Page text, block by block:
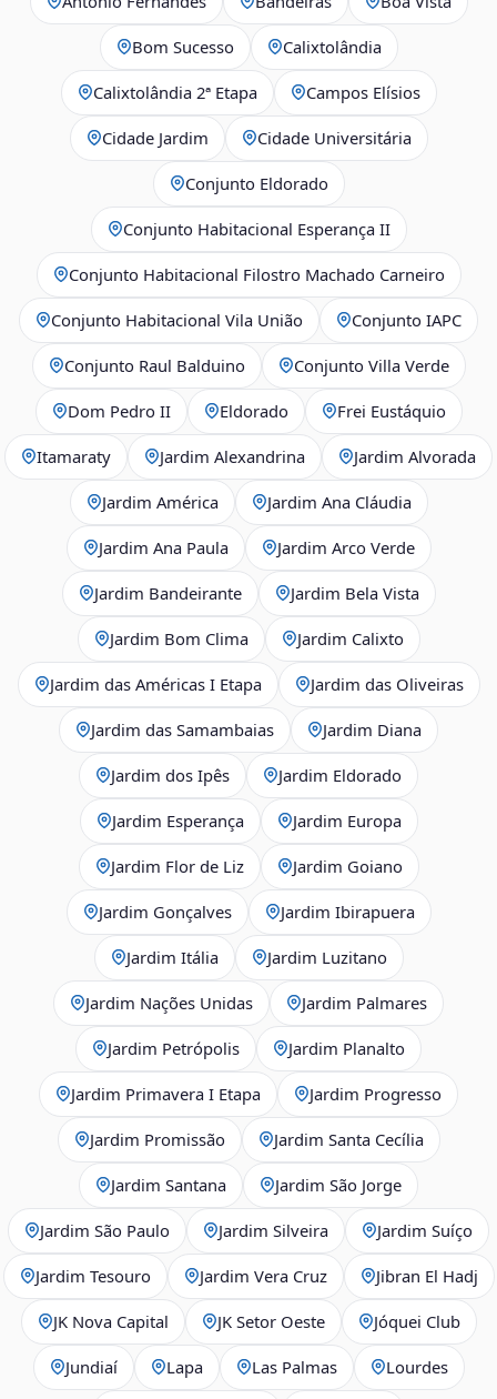
Bom Sucesso Calixtolândia
Calixtolândia 2ª Etapa Campos Elísios
Cidade Jardim Cidade Universitária
Conjunto Eldorado
Conjunto Habitacional Esperança II
Conjunto Habitacional Filostro Machado Carneiro
Conjunto Habitacional Vila União Conjunto IAPC
Conjunto Raul Balduino Conjunto Villa Verde
Dom Pedro II Eldorado Frei Eustáquio
Itamaraty Jardim Alexandrina Jardim Alvorada
Jardim América Jardim Ana Cláudia
Jardim Ana Paula Jardim Arco Verde
Jardim Bandeirante Jardim Bela Vista
Jardim Bom Clima Jardim Calixto
Jardim das Américas I Etapa Jardim das Oliveiras
Jardim das Samambaias Jardim Diana
Jardim dos Ipês Jardim Eldorado
Jardim Esperança Jardim Europa
Jardim Flor de Liz Jardim Goiano
Jardim Gonçalves Jardim Ibirapuera
Jardim Itália Jardim Luzitano
Jardim Nações Unidas Jardim Palmares
Jardim Petrópolis Jardim Planalto
Jardim Primavera I Etapa Jardim Progresso
Jardim Promissão Jardim Santa Cecília
Jardim Santana Jardim São Jorge
Jardim São Paulo Jardim Silveira Jardim Suíço
Jardim Tesouro Jardim Vera Cruz Jibran El Hadj
JK Nova Capital JK Setor Oeste Jóquei Club
Jundiaí Lapa Las Palmas Lourdes